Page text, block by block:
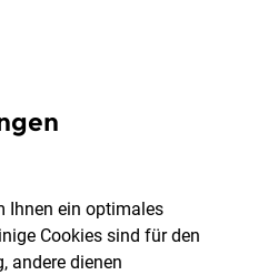
Creator*
Ihnen ein optimales
Cookies sind für den
andere dienen